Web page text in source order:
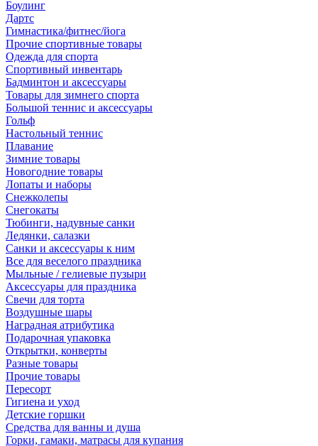
Боулинг
Дартс
Гимнастика/фитнес/йога
Прочие спортивные товары
Одежда для спорта
Спортивный инвентарь
Бадминтон и аксессуары
Товары для зимнего спорта
Большой теннис и аксессуары
Гольф
Настольный теннис
Плавание
Зимние товары
Новогодние товары
Лопаты и наборы
Снежколепы
Снегокаты
Тюбинги, надувные санки
Ледянки, салазки
Санки и аксессуары к ним
Все для веселого праздника
Мыльные / гелиевые пузыри
Аксессуары для праздника
Свечи для торта
Воздушные шары
Наградная атрибутика
Подарочная упаковка
Открытки, конверты
Разные товары
Прочие товары
Пересорт
Гигиена и уход
Детские горшки
Средства для ванны и душа
Горки, гамаки, матрасы для купания